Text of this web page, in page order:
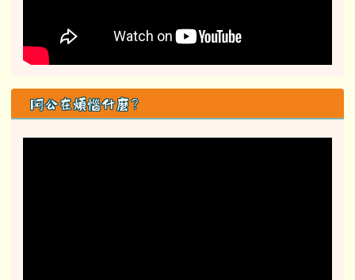
阿公在煩惱什麼？